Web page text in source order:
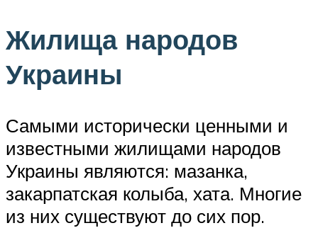
Жилища народов
Украины
Самыми исторически ценными и
известными жилищами народов
Украины являются: мазанка,
закарпатская колыба, хата. Многие
из них существуют до сих пор.